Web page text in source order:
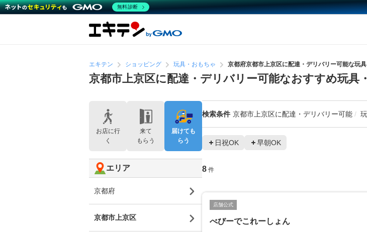
エキテン ショッピング 玩具・おもちゃ 京都府京都市上京区に配達・デリバリー可能な玩
京都市上京区に配達・デリバリー可能なおすすめ玩具
検索条件 京都市上京区に配達・デリバリー可能
日祝OK 早朝OK
8 件
店舗公式
べびーでこれーしょん
お店に行
く
来て
もらう
届けても
らう
エリア
京都府
京都市上京区
無料診断